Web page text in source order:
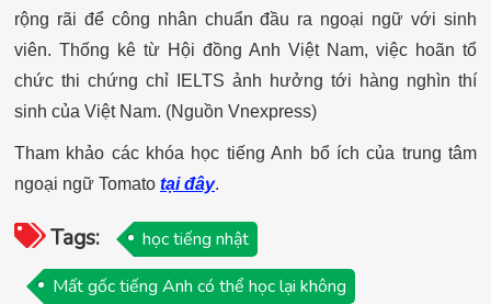
rộng rãi để công nhân chuẩn đầu ra ngoại ngữ với sinh
viên. Thống kê từ Hội đồng Anh Việt Nam, việc hoãn tổ
chức thi chứng chỉ IELTS ảnh hưởng tới hàng nghìn thí
sinh của Việt Nam. (Nguồn Vnexpress)
Tham khảo các khóa học tiếng Anh bổ ích của trung tâm
ngoại ngữ Tomato tại đây.
Tags:
học tiếng nhật
Mất gốc tiếng Anh có thể học lại không